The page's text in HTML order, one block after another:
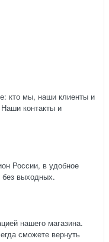
кто мы, наши клиенты и
контакты и
России, в удобное
выходных.
нашего магазина.
сможете вернуть